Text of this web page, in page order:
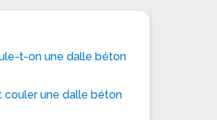
t-on une dalle béton
couler une dalle béton